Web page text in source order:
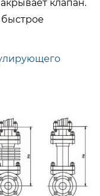
клапан.